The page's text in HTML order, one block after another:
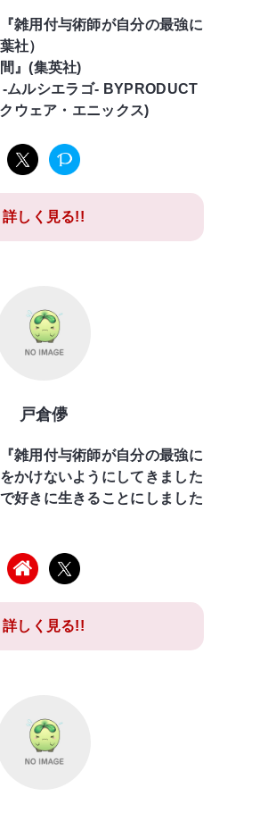
雑用付与術師が自分の最強に
社）
』(集英社)
-ムルシエラゴ- BYPRODUCT
ウェア・エニックス)
詳しく見る!!
戸倉儚
雑用付与術師が自分の最強に
かけないようにしてきました
好きに生きることにしました
詳しく見る!!